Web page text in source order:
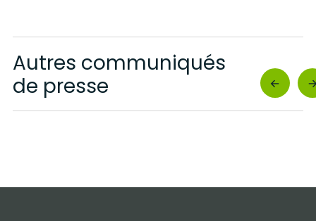
Autres communiqués
de presse